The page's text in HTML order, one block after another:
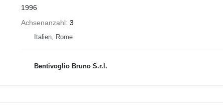
1996
Achsenanzahl 3
Italien, Rome
Bentivoglio Bruno S.r.l.